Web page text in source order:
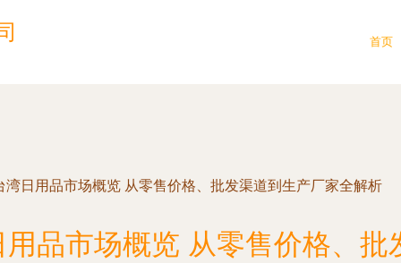
首页
湾日用品市场概览 从零售价格、批发渠道到生产厂家全解析
用品市场概览 从零售价格、